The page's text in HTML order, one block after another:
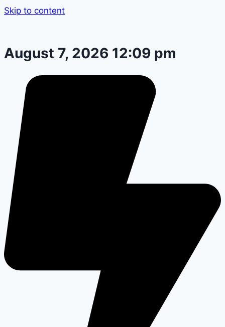
Skip to content
August 7, 2026 12:09 pm